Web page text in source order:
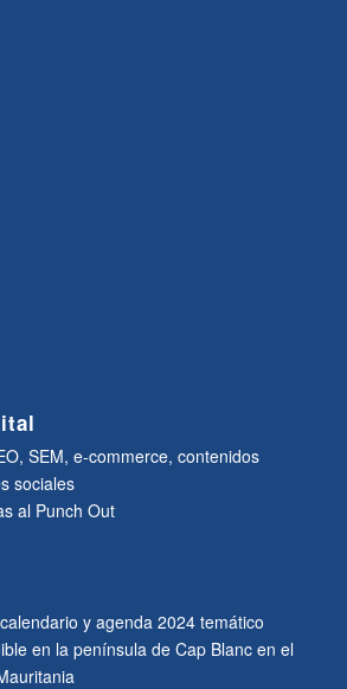
SEM, e-commerce, contenidos
sociales
al Punch Out
y agenda 2024 temático
en la península de Cap Blanc en el